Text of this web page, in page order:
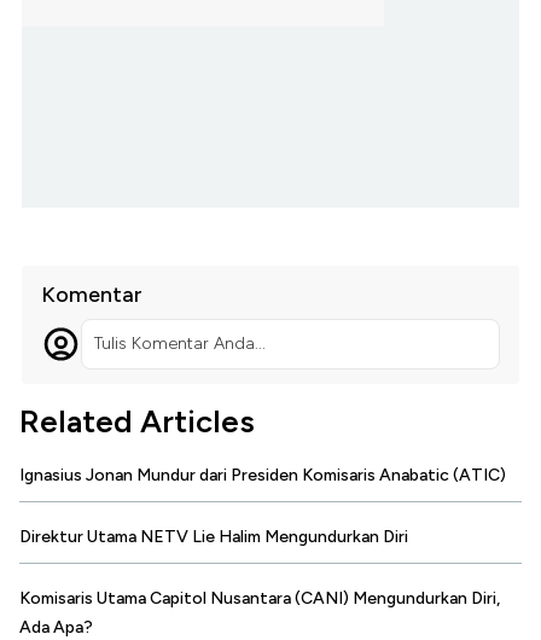
Komentar
Tulis Komentar Anda...
Related Articles
Ignasius Jonan Mundur dari Presiden Komisaris Anabatic (ATIC)
Direktur Utama NETV Lie Halim Mengundurkan Diri
Komisaris Utama Capitol Nusantara (CANI) Mengundurkan Diri,
Ada Apa?